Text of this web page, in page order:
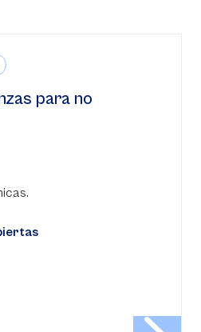
para no